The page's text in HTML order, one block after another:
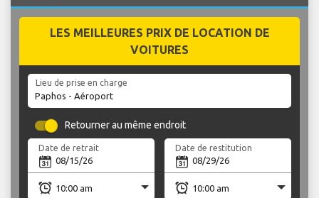
LES MEILLEURES PRIX DE LOCATION DE
VOITURES
Lieu de prise en charge
Retourner au même endroit
Date de retrait Date de restitution